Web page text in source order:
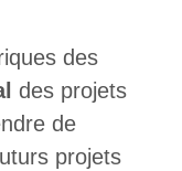
des
des projets
de
projets